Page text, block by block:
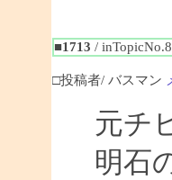
■1713 /
□投稿者/ バスマン
元チ
明石